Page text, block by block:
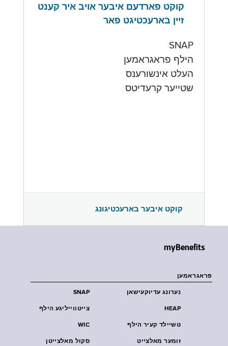
קוקט פארדעם איבער אויב איר קענט
זיין בארעכטיגט פאר
SNAP
הילף פראגראמען
העלט אינשורענס
שטייער קרעדיטס
קוקט איבער בארעכטיגונג
myBenefits
פראגראמען
SNAP נערונג עדיוקעישאן
צייטווייליגע הילף HEAP
WIC טשיילד קעיר הילף
סקול מאלצייטן
זומער מאלצייט